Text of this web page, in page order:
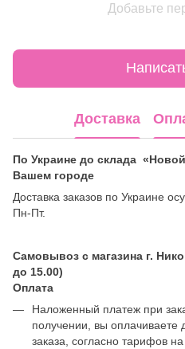
Добавьте
Доставка
По Украине до склада
Вашем городе
Доставка заказов по Украине
Пн-Пт.
Самовывоз с магазина г.
до 15.00)
Оплата
Наложенный платеж при
получении, вы оплачиваете
заказа, согласно тарифов